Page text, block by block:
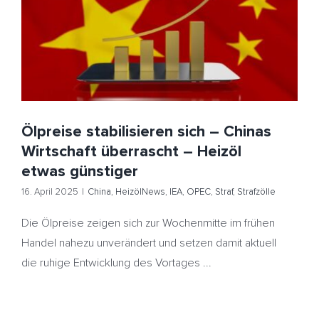
Ölpreise stabilisieren sich – Chinas Wirtschaft
überrascht – Heizöl etwas günstiger
China HeizölNews IEA Strafzölle
Ölpreise stabilisieren sich – Chinas
Wirtschaft überrascht – Heizöl
etwas günstiger
16. April 2025 | China, HeizölNews, IEA, OPEC, Straf, Strafzölle
Die Ölpreise zeigen sich zur Wochenmitte im frühen
Handel nahezu unverändert und setzen damit aktuell
die ruhige Entwicklung des Vortages ...